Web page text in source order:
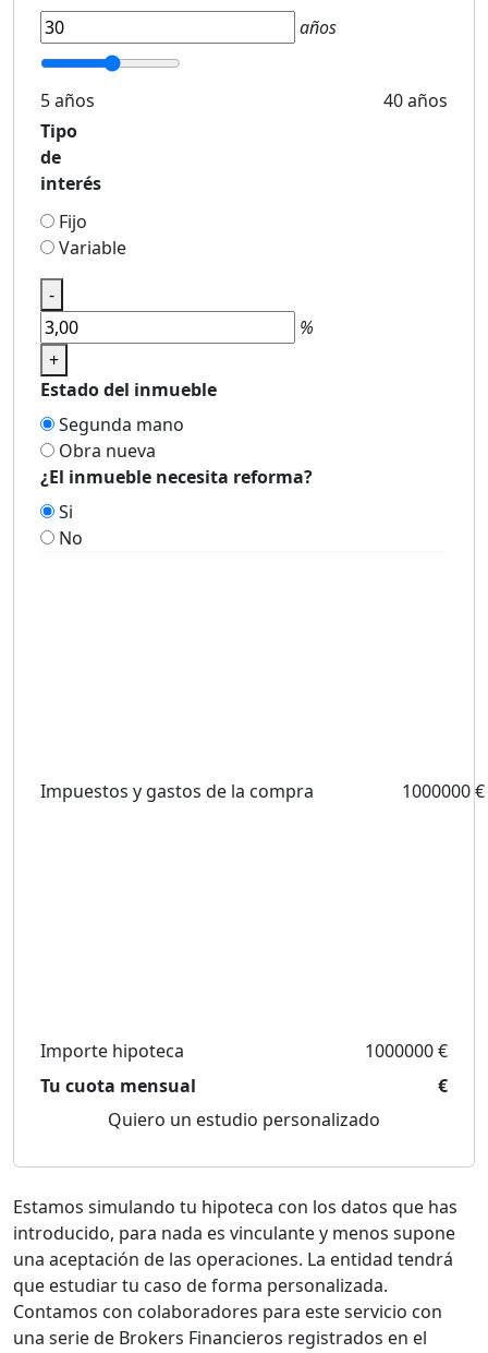
años
5 años
40 años
Tipo
de
interés
Fijo
Variable
-
%
+
Estado del inmueble
Segunda mano
Obra nueva
¿El inmueble necesita reforma?
Si
No
Impuestos y gastos de la compra 1000000 €
Importe hipoteca
1000000 €
Tu cuota mensual
€
Quiero un estudio personalizado
Estamos simulando tu hipoteca con los datos que has
introducido, para nada es vinculante y menos supone
una aceptación de las operaciones. La entidad tendrá
que estudiar tu caso de forma personalizada.
Contamos con colaboradores para este servicio con
una serie de Brokers Financieros registrados en el